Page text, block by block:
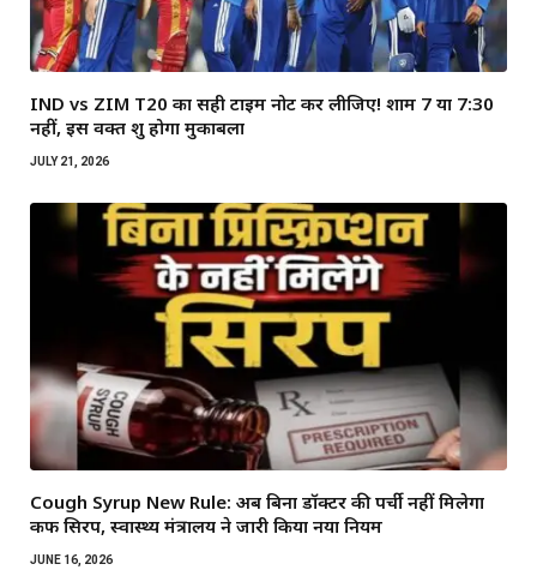
IND vs ZIM T20 का सही टाइम नोट कर लीजिए! शाम 7 या 7:30
नहीं, इस वक्त शुरू होगा मुकाबला
JULY 21, 2026
Cough Syrup New Rule: अब बिना डॉक्टर की पर्ची नहीं मिलेगा
कफ सिरप, स्वास्थ्य मंत्रालय ने जारी किया नया नियम
JUNE 16, 2026